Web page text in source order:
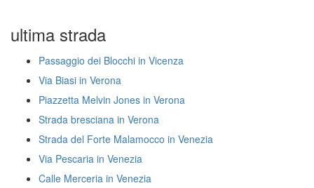
ultima strada
Passaggio dei Blocchi in Vicenza
Via Biasi in Verona
Piazzetta Melvin Jones in Verona
Strada bresciana in Verona
Strada del Forte Malamocco in Venezia
Via Pescaria in Venezia
Calle Merceria in Venezia